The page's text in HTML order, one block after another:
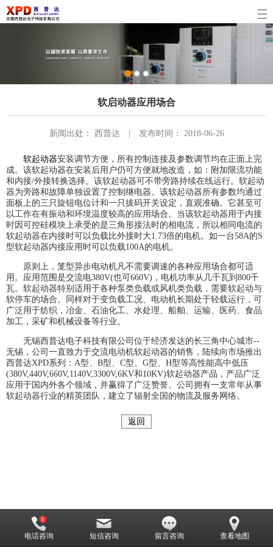
2 3
软启动器应用场合
新闻出处： 西普达 | 发布时间： 2018-06-26
软起动器安装调节方便，所有控制连接及参数调节均在正面上完
成。该软起动器在安装后用户仍可方便就地改造，如：附加限流功能
和内接/外接转换选择。该软起动器可不带旁路持续在线运行。软起动
器为旁路和故障单独设置了控制继电器。该软起动器所有参数均通过
面板上的三只旋钮电位计和一只拔码开关设定，直观准确。它甚至可
以工作在有振动和环境温度较高的应用场合。当该软起动器用于内接
时因可控硅模块上承受的是三角形接法时的相电流，所以相同电流的
软起动器在内接时可以负载比外接时大1.73倍的电机。如一台58A的S
型软起动器内接应用时可以负载100A的电机。
原则上，笼型异步电动机凡不需要调速的各种应用场合都可适
用。应用范围是交流电380V(也可660V)，电机功率从几千瓦到800千
瓦。软起动器特别适用于各种泵类负载或风机类负载，需要软起动与
软停车的场合。同样对于变负载工况、电动机长期处于轻载运行，可
广泛用于纺织，冶金、石油化工、水处理、船舶、运输、医药、食品
加工，采矿和机械设备等行业。
无锡西普达电子科技有限公司位于经济发达的长三角中心城市--
无锡，公司一直致力于交流电动机软起动器的销售，陆续向市场推出
西普达XPD系列：A型、B型、C型、G型、H型等高性能高中低压
(380V,440V,660V,1140V,3300V,6KV和10KV)软起动器产品，产品广泛
应用于国内外各个领域，并赢得了广泛赞誉。公司拥有一支常年从事
软起动器行业的精英团队，建立了辐射全国的物流及服务网络。
返回
电话咨询 短信咨询 留言咨询 查看地图